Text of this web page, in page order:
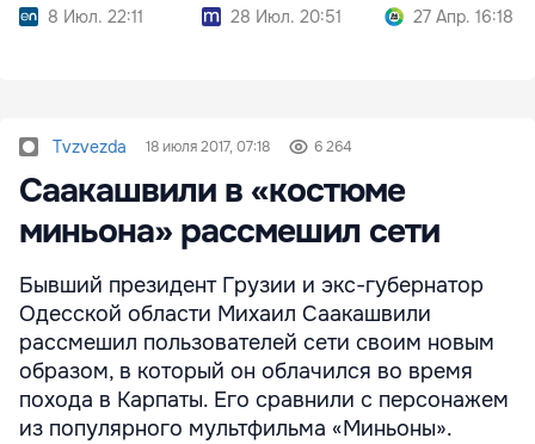
8 Июл. 22:11
28 Июл. 20:51
27 Апр. 16:18
Tvzvezda 18 июля 2017, 07:18 6 264
Саакашвили в «костюме
миньона» рассмешил сети
Бывший президент Грузии и экс-губернатор
Одесской области Михаил Саакашвили
рассмешил пользователей сети своим новым
образом, в который он облачился во время
похода в Карпаты. Его сравнили с персонажем
из популярного мультфильма «Миньоны».